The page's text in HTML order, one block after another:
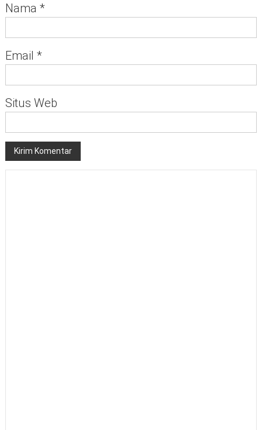
Nama *
Email *
Situs Web